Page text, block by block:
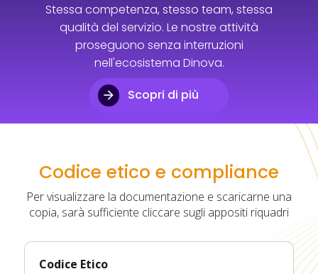
Stessa competenza, stesso team, stessa
qualità del servizio. Le nostre attività
proseguono senza interruzioni
nell'ecosistema Dinova.
Scopri di più
Codice etico e compliance
Per visualizzare la documentazione e scaricarne una
copia, sarà sufficiente cliccare sugli appositi riquadri
Codice Etico